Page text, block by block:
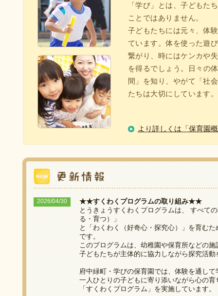
「学び」とは、子どもた
ことではありません。
子どもたちには元々、体
ています。体を使った遊
繋がり、時にはケンカや
を得るでしょう。 日々の
間」を知り、やがて「社
たちは大切にしています。
より詳しくは「保育園
2026/04/30
★★すくわくプログラムの取り組み★★
とうきょうすくわくプログラムは、 すべて
る・育つ）」
と「わくわく（好奇心・探究心）」を育む
です。
このプログラムは、幼稚園や保育所などの
子どもたちが主体的に協力しながら探究活
府中緑町・学びの保育園では、体験を通し
一人ひとりの子どもに寄り添いながら心の育
「すくわくプログラム」を実施しています。